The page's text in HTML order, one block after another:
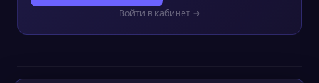
Войти в кабинет →